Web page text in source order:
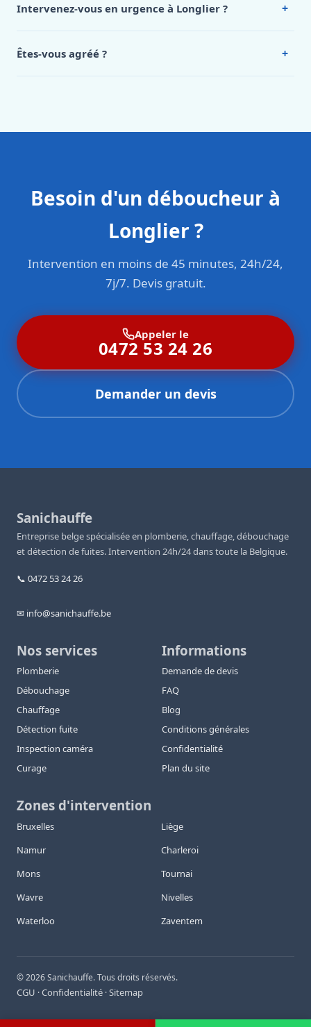
Longlier, appelez le 0472 53 24 26.
Intervenez-vous en urgence à Longlier ? +
Êtes-vous agréé ? +
Besoin d'un déboucheur à
Longlier ?
Intervention en moins de 45 minutes, 24h/24,
7j/7. Devis gratuit.
Appeler le
0472 53 24 26
Demander un devis
Sanichauffe
Entreprise belge spécialisée en plomberie, chauffage, débouchage
et détection de fuites. Intervention 24h/24 dans toute la Belgique.
📞 0472 53 24 26
✉ info@sanichauffe.be
Nos services
Plomberie
Débouchage
Chauffage
Détection fuite
Inspection caméra
Curage
Informations
Demande de devis
FAQ
Blog
Conditions générales
Confidentialité
Plan du site
Zones d'intervention
Bruxelles
Liège
Namur
Charleroi
Mons
Tournai
Wavre
Nivelles
Waterloo
Zaventem
©2026Sanichauffe. Tous droits réservés.
CGU ·Confidentialité ·Sitemap